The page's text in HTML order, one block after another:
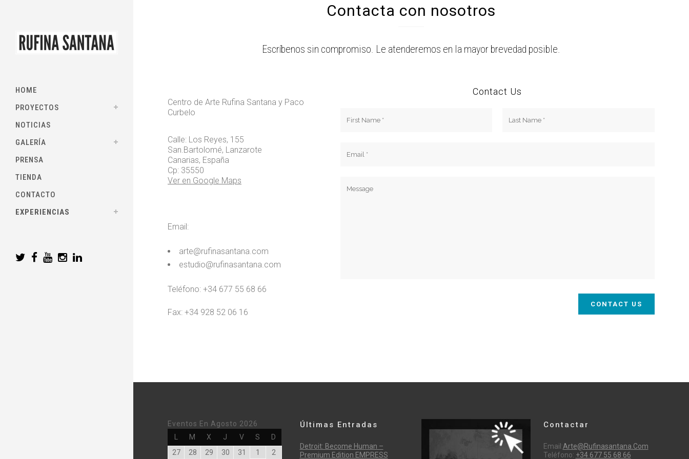
HOME
PROYECTOS
NOTICIAS
GALERÍA
PRENSA
TIENDA
CONTACTO
EXPERIENCIAS
Contacta con nosotros
Escríbenos sin compromiso. Le atenderemos en la mayor brevedad posible.
Centro de Arte Rufina Santana y Paco
Curbelo
Calle: Los Reyes, 155
San.Bartolomé, Lanzarote
Canarias, España
Cp: 35550
Ver en Google Maps
Email:
arte@rufinasantana.com
estudio@rufinasantana.com
Teléfono: +34 677 55 68 66
Fax: +34 928 52 06 16
Contact Us
Eventos En Agosto 2026
Lunes
M Martes
XMiércoles
J Jueves
VViernes
S Sábado
D
27Julio
28Julio
29Julio
30Julio
31
Julio
1
Agosto
2
Últimas Entradas
Detroit: Become Human –
Premium Edition EMPRESS
Contactar
Email:Arte@rufinasantana.com
Teléfono: +34 677 55 68 66